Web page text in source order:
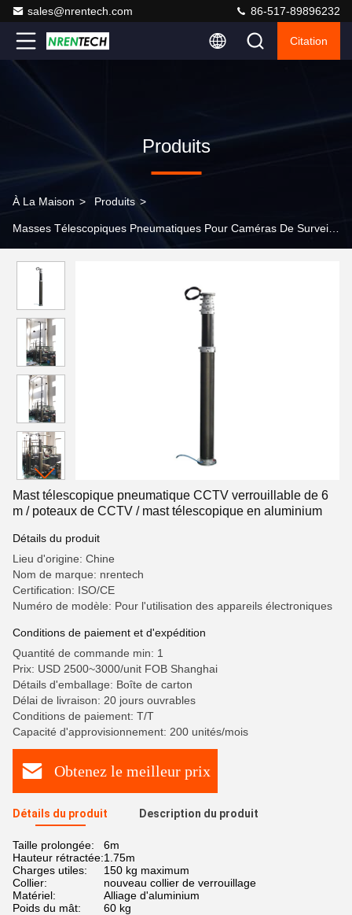
sales@nrentech.com 86-517-89896232
Citation
Produits
À La Maison > Produits >
Masses Télescopiques Pneumatiques Pour Caméras De
poteaux de CCTV / mast télescopique en aluminium
Mast télescopique pneumatique CCTV verrouillable de 6
m / poteaux de CCTV / mast télescopique en aluminium
Détails du produit
Lieu d'origine: Chine
Nom de marque: nrentech
Certification: ISO/CE
Numéro de modèle: Pour l'utilisation des appareils électroniques
Conditions de paiement et d'expédition
Quantité de commande min: 1
Prix: USD 2500~3000/unit FOB Shanghai
Détails d'emballage: Boîte de carton
Délai de livraison: 20 jours ouvrables
Conditions de paiement: T/T
Capacité d'approvisionnement: 200 unités/mois
Obtenez le meilleur prix
Détails du produit Description du produit
Taille prolongée:
6m
Hauteur rétractée:1.75m
Charges utiles:
150 kg maximum
Collier:
nouveau collier de verrouillage
Matériel:
Alliage d'aluminium
Poids du mât:
60 kg